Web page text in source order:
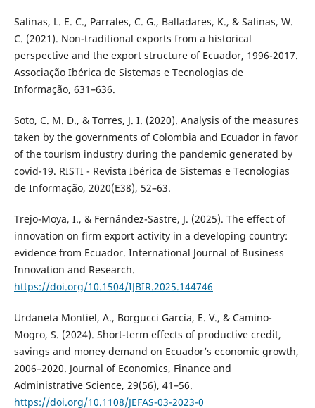
Salinas, L. E. C., Parrales, C. G., Balladares, K., & Salinas, W.
C. (2021). Non-traditional exports from a historical
perspective and the export structure of Ecuador, 1996-2017.
Associação Ibérica de Sistemas e Tecnologias de
Informação, 631–636.
Soto, C. M. D., & Torres, J. I. (2020). Analysis of the measures
taken by the governments of Colombia and Ecuador in favor
of the tourism industry during the pandemic generated by
covid-19. RISTI - Revista Ibérica de Sistemas e Tecnologias
de Informação, 2020(E38), 52–63.
Trejo-Moya, I., & Fernández-Sastre, J. (2025). The effect of
innovation on firm export activity in a developing country:
evidence from Ecuador. International Journal of Business
Innovation and Research.
https://doi.org/10.1504/IJBIR.2025.144746
Urdaneta Montiel, A., Borgucci García, E. V., & Camino-
Mogro, S. (2024). Short-term effects of productive credit,
savings and money demand on Ecuador’s economic growth,
2006–2020. Journal of Economics, Finance and
Administrative Science, 29(56), 41–56.
https://doi.org/10.1108/JEFAS-03-2023-0